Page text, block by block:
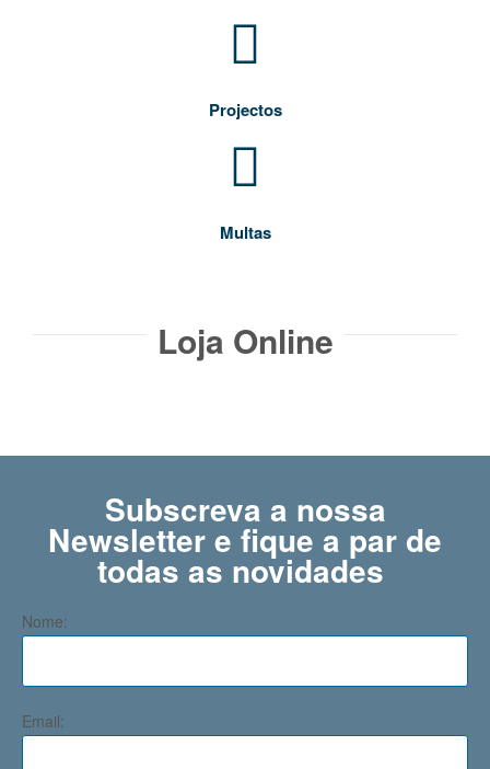
Projectos
Multas
Loja Online
Subscreva a nossa
Newsletter e fique a par de
todas as novidades ​
Nome:
Email: